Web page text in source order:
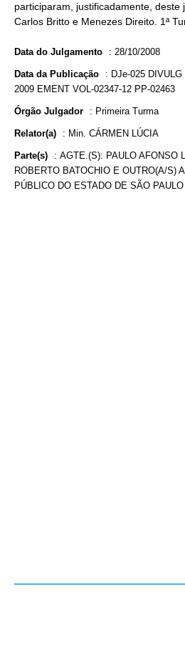
participaram, justificadamente, deste
Carlos Britto e Menezes Direito. 1ª
Data do Julgamento : 28/10/2008
Data da Publicação : DJe-025
2009 EMENT VOL-02347-12 PP-02463
Órgão Julgador : Primeira Turma
Relator(a) : Min. CÁRMEN LÚCIA
Parte(s) : AGTE.(S): PAULO AFONSO
ROBERTO BATOCHIO E OUTRO(A/S)
PÚBLICO DO ESTADO DE SÃO PAULO